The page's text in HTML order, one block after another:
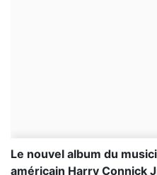
Le nouvel album du
américain Harry Connick